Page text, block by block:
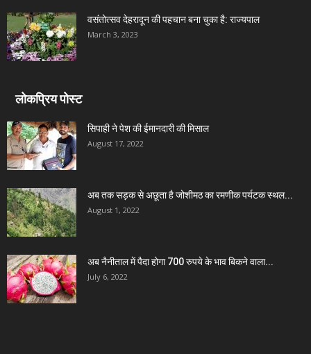
वसंतोत्सव देहरादून की पहचान बना चुका है: राज्यपाल
March 3, 2023
लोकप्रिय पोस्ट
सिपाही ने पेश की ईमानदारी की मिसाल
August 17, 2022
अब तक सड़क से अछूता है जोशीमठ का रमणीक पर्यटक स्थल...
August 1, 2022
अब नैनीताल में पैदा होगा 700 रुपये के भाव बिकने वाला...
July 6, 2022